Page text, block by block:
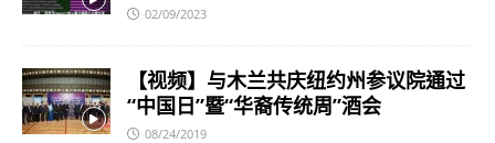
02/09/2023
【视频】与木兰共庆纽约州参议院通过
“中国日”暨“华裔传统周”酒会
08/24/2019